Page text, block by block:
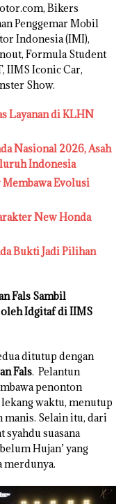
Bikers
Penggemar Mobil
Indonesia (IMI),
Formula Student
IIMS Iconic Car,
Show.
Layanan di KLHN
Nasional 2026, Asah
Indonesia
Evolusi
New Honda
Bukti Jadi Pilihan
Fals Sambil
Idgitaf di IIMS
ditutup dengan
Fals. Pelantun
penonton
waktu, menutup
Selain itu, dari
syahdu suasana
Hujan’ yang
merdunya.